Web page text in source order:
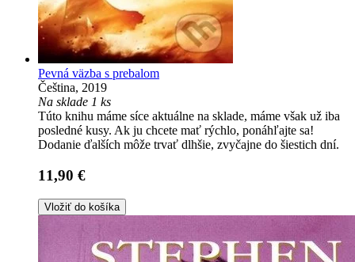
Pevná väzba s prebalom
Čeština, 2019
Na sklade 1 ks
Túto knihu máme síce aktuálne na sklade, máme však už iba
posledné kusy. Ak ju chcete mať rýchlo, ponáhľajte sa!
Dodanie ďalších môže trvať dlhšie, zvyčajne do šiestich dní.
11,90 €
Vložiť do košíka